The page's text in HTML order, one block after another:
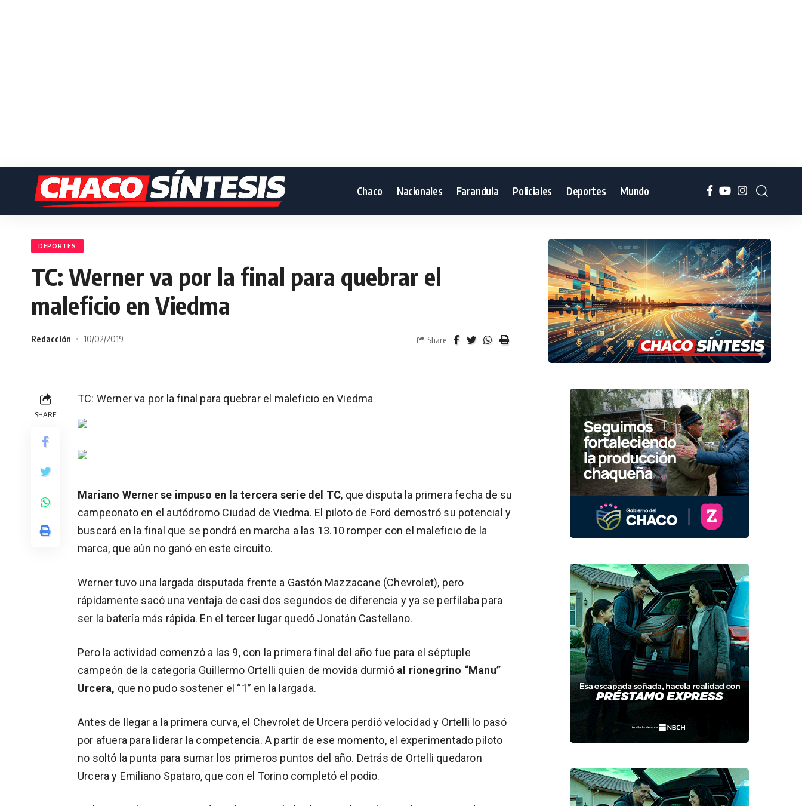
Chaco Nacionales Farandula Policiales Deportes Mundo
DEPORTES
TC: Werner va por la final para quebrar el
maleficio en Viedma
Redacción 10/02/2019 Share
SHARE
TC: Werner va por la final para quebrar el maleficio en Viedma
Mariano Werner se impuso en la tercera serie del TC, que disputa la primera fecha de su
campeonato en el autódromo Ciudad de Viedma. El piloto de Ford demostró su potencial y
buscará en la final que se pondrá en marcha a las 13.10 romper con el maleficio de la
marca, que aún no ganó en este circuito.
Werner tuvo una largada disputada frente a Gastón Mazzacane (Chevrolet), pero
rápidamente sacó una ventaja de casi dos segundos de diferencia y ya se perfilaba para
ser la batería más rápida. En el tercer lugar quedó Jonatán Castellano.
Pero la actividad comenzó a las 9, con la primera final del año fue para el séptuple
campeón de la categoría Guillermo Ortelli quien de movida durmióal rionegrino “Manu”
Urcera, que no pudo sostener el “1” en la largada.
Antes de llegar a la primera curva, el Chevrolet de Urcera perdió velocidad y Ortelli lo pasó
por afuera para liderar la competencia. A partir de ese momento, el experimentado piloto
no soltó la punta para sumar los primeros puntos del año. Detrás de Ortelli quedaron
Urcera y Emiliano Spataro, que con el Torino completó el podio.